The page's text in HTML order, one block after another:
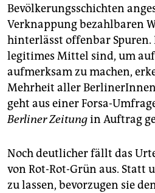
abo
genossenschaft
epaper login
Bevölkerungsschichten
Verknappung bezahlbaren
hinterlässt offenbar Spuren.
legitimes Mittel sind, um
aufmerksam zu machen,
Mehrheit aller BerlinerInnen
geht aus einer Forsa-
Berliner Zeitungin Auftrag
Noch deutlicher fällt das
von Rot-Rot-Grün aus.
zu lassen, bevorzugen sie